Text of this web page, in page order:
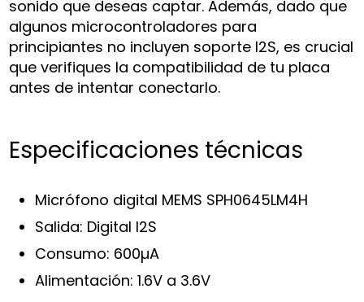
sonido que deseas captar. Además, dado que
algunos microcontroladores para
principiantes no incluyen soporte I2S, es crucial
que verifiques la compatibilidad de tu placa
antes de intentar conectarlo.
Especificaciones técnicas
Micrófono digital MEMS SPH0645LM4H
Salida: Digital I2S
Consumo: 600µA
Alimentación: 1.6V a 3.6V